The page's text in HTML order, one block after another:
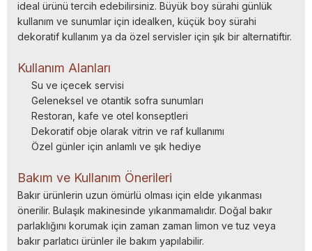
ideal ürünü tercih edebilirsiniz. Büyük boy sürahi günlük
kullanım ve sunumlar için idealken, küçük boy sürahi
dekoratif kullanım ya da özel servisler için şık bir alternatiftir.
Kullanım Alanları
Su ve içecek servisi
Geleneksel ve otantik sofra sunumları
Restoran, kafe ve otel konseptleri
Dekoratif obje olarak vitrin ve raf kullanımı
Özel günler için anlamlı ve şık hediye
Bakım ve Kullanım Önerileri
Bakır ürünlerin uzun ömürlü olması için elde yıkanması
önerilir. Bulaşık makinesinde yıkanmamalıdır. Doğal bakır
parlaklığını korumak için zaman zaman limon ve tuz veya
bakır parlatıcı ürünler ile bakım yapılabilir.